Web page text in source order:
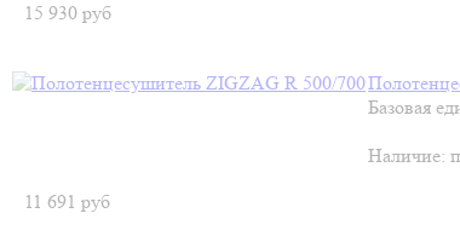
15 930 руб
Базовая
Наличие:
11 691 руб